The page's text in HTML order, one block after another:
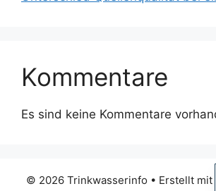
Kommentare
Es sind keine Kommentare
© 2026 Trinkwasserinfo • Erstellt mit